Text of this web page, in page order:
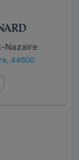
Nazaire
44600